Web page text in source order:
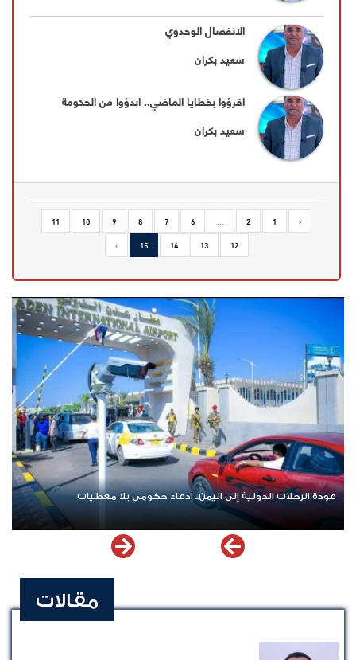
الانفصال الوحدوي
سعيد بكران
اقرؤوا بخطايا الماضي.. ابدؤوا من الحكومة
سعيد بكران
‹
1
2
...
6
7
8
9
10
11
12
13
14
15
›
عودة الرحلات الدولية إلى اليمن.. ادعاء حكومي بلا معطيات
مقالات